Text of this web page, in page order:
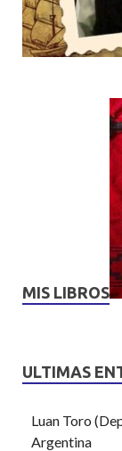
MIS LIBROS
ULTIMAS
Luan Toro
Argentina